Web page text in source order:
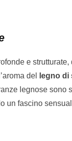
e
del
legno di
legnose sono
un fascino